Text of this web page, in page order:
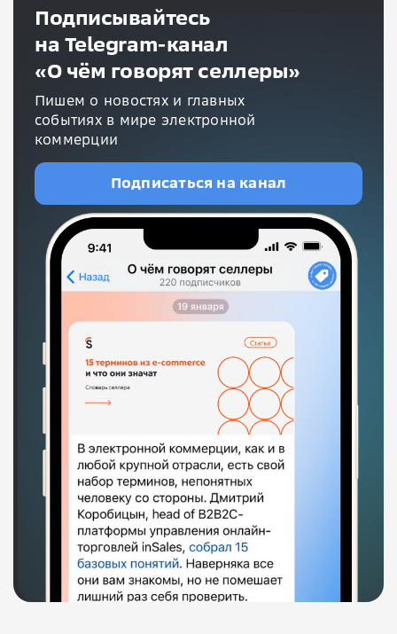
Подписывайтесь
на Telegram-канал
«О чём говорят селлеры»
Пишем о новостях и главных
событиях в мире электронной
коммерции
Подписаться на канал